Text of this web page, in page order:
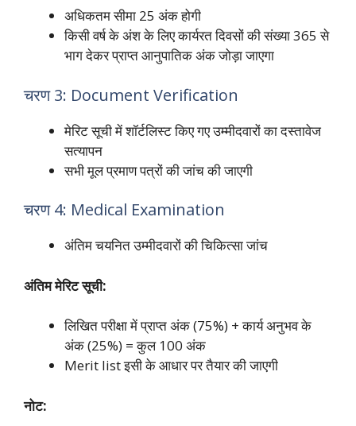
अधिकतम सीमा 25 अंक होगी
किसी वर्ष के अंश के लिए कार्यरत दिवसों की संख्या 365 से
भाग देकर प्राप्त आनुपातिक अंक जोड़ा जाएगा
चरण 3: Document Verification
मेरिट सूची में शॉर्टलिस्ट किए गए उम्मीदवारों का दस्तावेज
सत्यापन
सभी मूल प्रमाण पत्रों की जांच की जाएगी
चरण 4: Medical Examination
अंतिम चयनित उम्मीदवारों की चिकित्सा जांच
अंतिम मेरिट सूची:
लिखित परीक्षा में प्राप्त अंक (75%) + कार्य अनुभव के
अंक (25%) = कुल 100 अंक
Merit list इसी के आधार पर तैयार की जाएगी
नोट: